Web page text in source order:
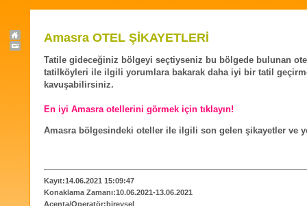
Amasra OTEL ŞİKAYETLERİ
Tatile gideceğiniz bölgeyi seçtiyseniz bu bölgede bulunan
tatilköyleri ile ilgili yorumlara bakarak daha iyi bir tatil
kavuşabilirsiniz.
En iyi Amasra otellerini görmek için tıklayın!
Amasra bölgesindeki oteller ile ilgili son gelen şikayetler ve
Kayıt:14.06.2021 15:09:47
Konaklama Zamanı:10.06.2021-13.06.2021
Acenta/Operatör:bireysel